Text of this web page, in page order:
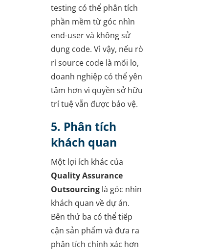
testing có thể phân tích
phần mềm từ góc nhìn
end-user và không sử
dụng code. Vì vậy, nếu rò
rỉ source code là mối lo,
doanh nghiệp có thể yên
tâm hơn vì quyền sở hữu
trí tuệ vẫn được bảo vệ.
5. Phân tích
khách quan
Một lợi ích khác của
Quality Assurance
Outsourcing là góc nhìn
khách quan về dự án.
Bên thứ ba có thể tiếp
cận sản phẩm và đưa ra
phân tích chính xác hơn